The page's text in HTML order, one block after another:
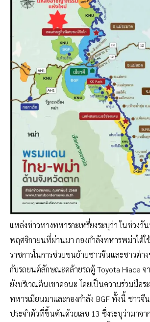
แหล่งข่าวทางทหารกะเหรี่ยงระบุว่า ในช่วงวั
พฤศจิกายนที่ผ่านมา กองกำลังทหารพม่าได้ใ
ราชการในการช่วยขนย้ายชาวจีนและชาวต่า
กับรถยนต์ลักษณะคล้ายรถตู้ Toyota Hiace จ
ยังบริเวณตีนเขาดอนะ โดยเป็นความร่วมมือร
ทหารเมียนมาและกองกำลัง BGF ทั้งนี้ ชาว
ประจำตัวที่ขึ้นต้นด้วยเลข 13 ซึ่งระบุว่ามาจ